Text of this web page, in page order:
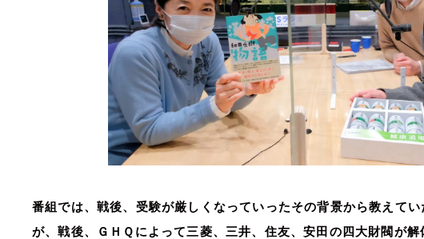
番組では、戦後、受験が厳しくなっていったその背景から教えて
が、戦後、ＧＨＱによって三菱、三井、住友、安田の四大財閥が